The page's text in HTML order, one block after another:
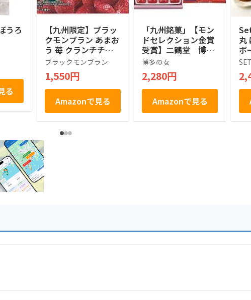
うろ
る
【九州限定】ブラッ
クモンブラン あまお
う 苺 クランチチョ
コレートバー 10本入
り
ブラックモンブラン
1,550円
Amazonで見る
「九州銘菓」【モン
ドセレクション金賞
受賞】二鶴堂 博多
の女 あまおう苺ミル
ク味 ２０個入り×１
箱
博多の女
2,280円
Amazonで見る
丸
ボ
お
プ